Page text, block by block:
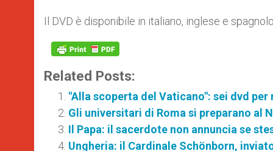
Il DVD è disponibile in italiano, inglese e
Related Posts:
"Alla scoperta del Vaticano": sei dvd
Gli universitari di Roma si preparano al
Il Papa: il sacerdote non annuncia se
Ungheria: il Cardinale Schönborn,